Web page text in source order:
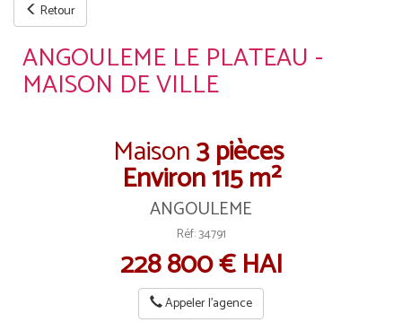
Retour
ANGOULEME LE PLATEAU -
MAISON DE VILLE
Maison3 pièces
Environ 115 m²
ANGOULEME
Réf: 34791
228 800 € HAI
Appeler l'agence